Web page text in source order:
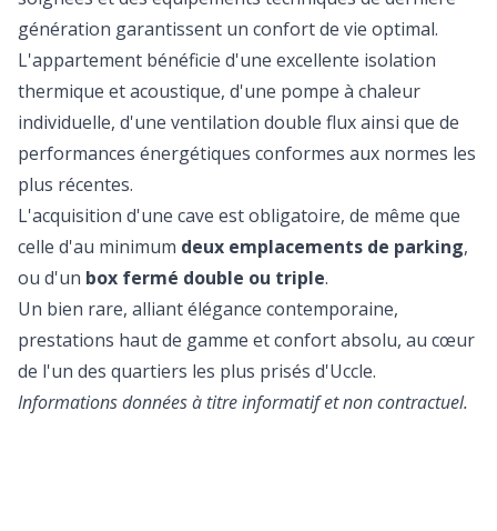
génération garantissent un confort de vie optimal.
L'appartement bénéficie d'une excellente isolation
thermique et acoustique, d'une pompe à chaleur
individuelle, d'une ventilation double flux ainsi que de
performances énergétiques conformes aux normes les
plus récentes.
L'acquisition d'une cave est obligatoire, de même que
celle d'au minimum deux emplacements de parking,
ou d'un box fermé double ou triple.
Un bien rare, alliant élégance contemporaine,
prestations haut de gamme et confort absolu, au cœur
de l'un des quartiers les plus prisés d'Uccle.
Informations données à titre informatif et non contractuel.